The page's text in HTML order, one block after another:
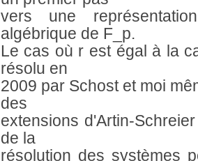
vers une
algébrique de F_p.
Le cas où r est égal à la
résolu en
2009 par Schost et moi
des
extensions d'Artin-
de la
résolution des systèmes